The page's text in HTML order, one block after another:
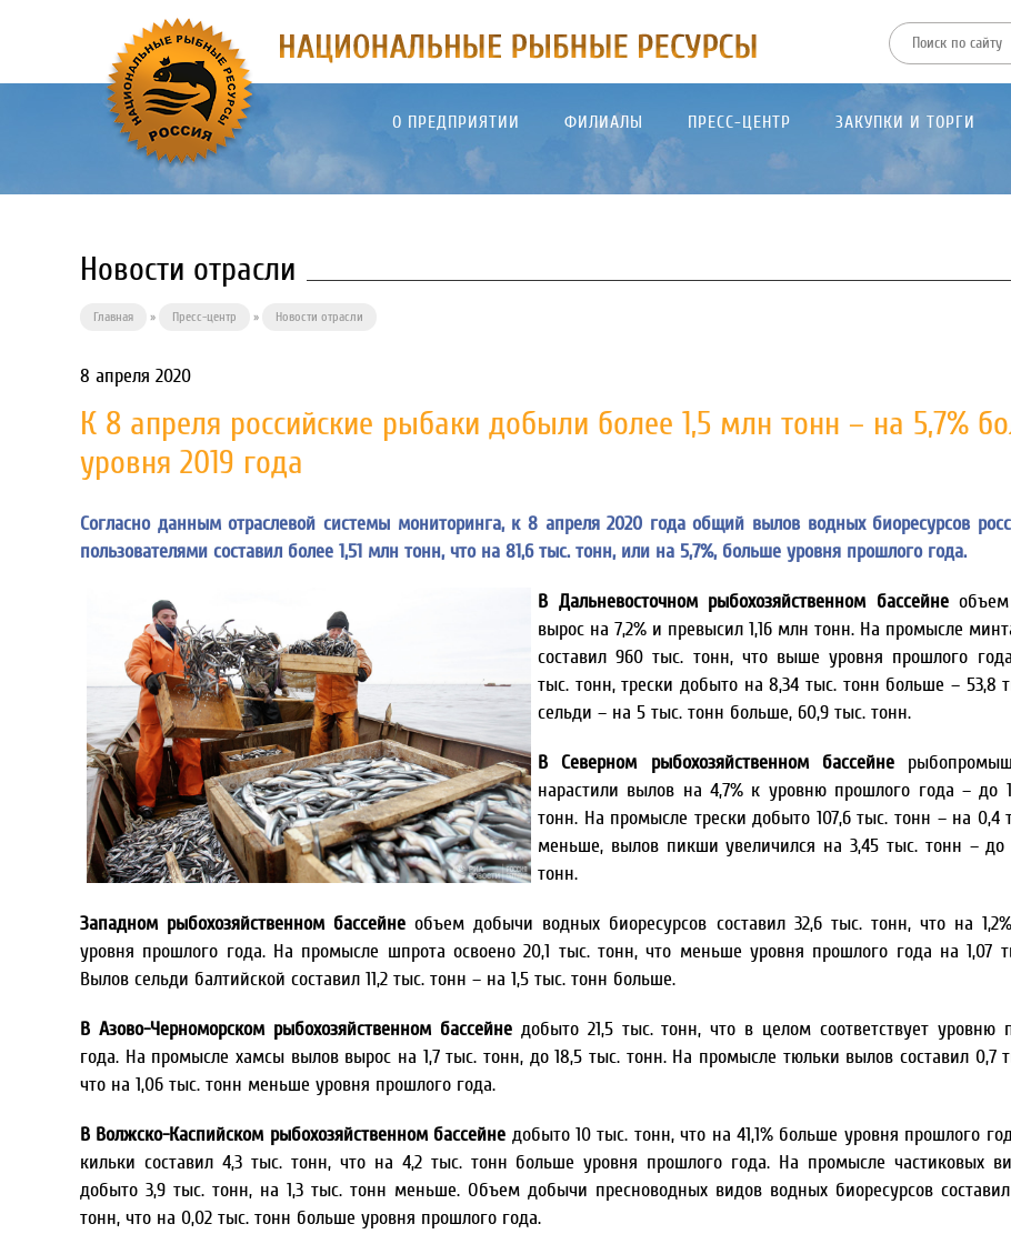
О ПРЕДПРИЯТИИ ФИЛИАЛЫ ПРЕСС-ЦЕНТР ЗАКУПКИ И ТОРГИ
Новости отрасли
Главная » Пресс-центр » Новости отрасли
8 апреля 2020
К 8 апреля российские рыбаки добыли более 1,5 млн тонн – на 5,7%
уровня 2019 года
Согласно данным отраслевой системы мониторинга, к 8 апреля 2020 года общий вылов водных биоресурсов
пользователями составил более 1,51 млн тонн, что на 81,6 тыс. тонн, или на 5,7%, больше уровня прошлого года.
В Дальневосточном рыбохозяйственном бассейнеобъем
вырос на 7,2% и превысил 1,16 млн тонн. На промысле
составил 960 тыс. тонн, что выше уровня прошлого
тыс. тонн, трески добыто на 8,34 тыс. тонн больше – 53,8
сельди – на 5 тыс. тонн больше, 60,9 тыс. тонн.
В Северном рыбохозяйственном бассейне
нарастили вылов на 4,7% к уровню прошлого года – до
тонн. На промысле трески добыто 107,6 тыс. тонн – на 0,4
меньше, вылов пикши увеличился на 3,45 тыс. тонн – до
тонн.
Западном рыбохозяйственном бассейне объем добычи водных биоресурсов составил 32,6 тыс. тонн, что на
уровня прошлого года. На промысле шпрота освоено 20,1 тыс. тонн, что меньше уровня прошлого года на 1,07
Вылов сельди балтийской составил 11,2 тыс. тонн – на 1,5 тыс. тонн больше.
В Азово-Черноморском рыбохозяйственном бассейнедобыто 21,5 тыс. тонн, что в целом соответствует уровню
года. На промысле хамсы вылов вырос на 1,7 тыс. тонн, до 18,5 тыс. тонн. На промысле тюльки вылов составил 0,7
что на 1,06 тыс. тонн меньше уровня прошлого года.
В Волжско-Каспийском рыбохозяйственном бассейне добыто 10 тыс. тонн, что на 41,1% больше уровня прошлого
кильки составил 4,3 тыс. тонн, что на 4,2 тыс. тонн больше уровня прошлого года. На промысле частиковых
добыто 3,9 тыс. тонн, на 1,3 тыс. тонн меньше. Объем добычи пресноводных видов водных биоресурсов составил
тонн, что на 0,02 тыс. тонн больше уровня прошлого года.